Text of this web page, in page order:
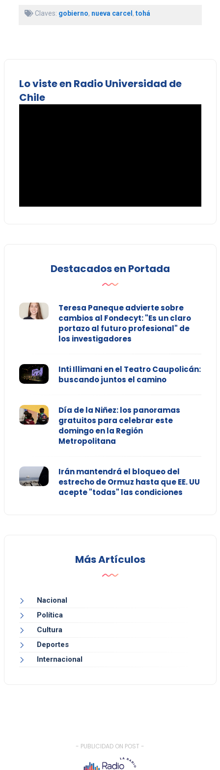
Claves: gobierno, nueva carcel, tohá
Lo viste en Radio Universidad de
Chile
Destacados en Portada
Teresa Paneque advierte sobre
cambios al Fondecyt: "Es un claro
portazo al futuro profesional" de
los investigadores
Inti Illimani en el Teatro Caupolicán:
buscando juntos el camino
Día de la Niñez: los panoramas
gratuitos para celebrar este
domingo en la Región
Metropolitana
Irán mantendrá el bloqueo del
estrecho de Ormuz hasta que EE. UU
acepte "todas" las condiciones
Más Artículos
Nacional
Política
Cultura
Deportes
Internacional
- PUBLICIDAD ON POST -